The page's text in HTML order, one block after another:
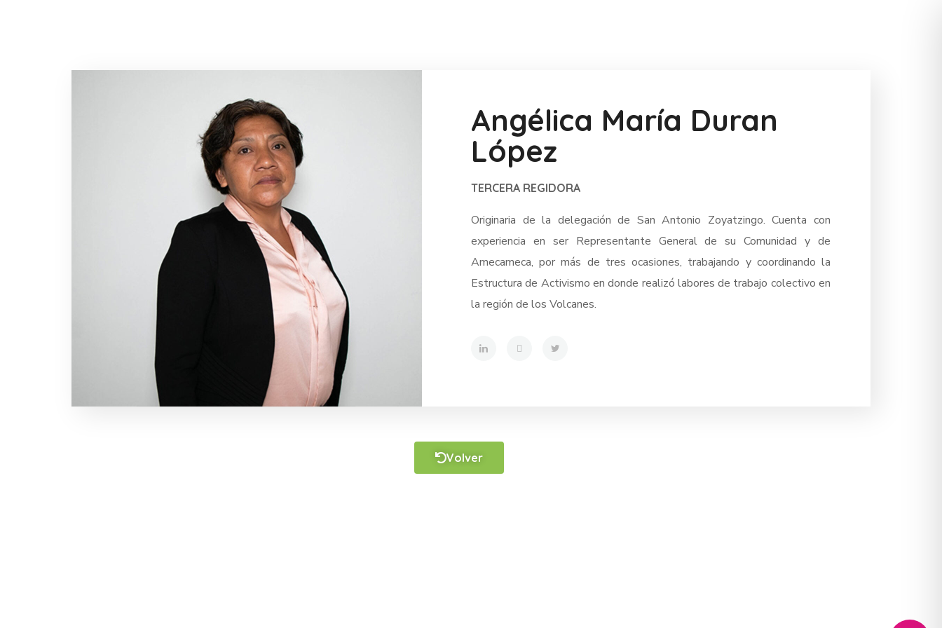
Angélica María Duran
López
TERCERA REGIDORA
Originaria de la delegación de San Antonio Zoyatzingo. Cuenta con
experiencia en ser Representante General de su Comunidad y de
Amecameca, por más de tres ocasiones, trabajando y coordinando la
Estructura de Activismo en donde realizó labores de trabajo colectivo en
la región de los Volcanes.
Volver